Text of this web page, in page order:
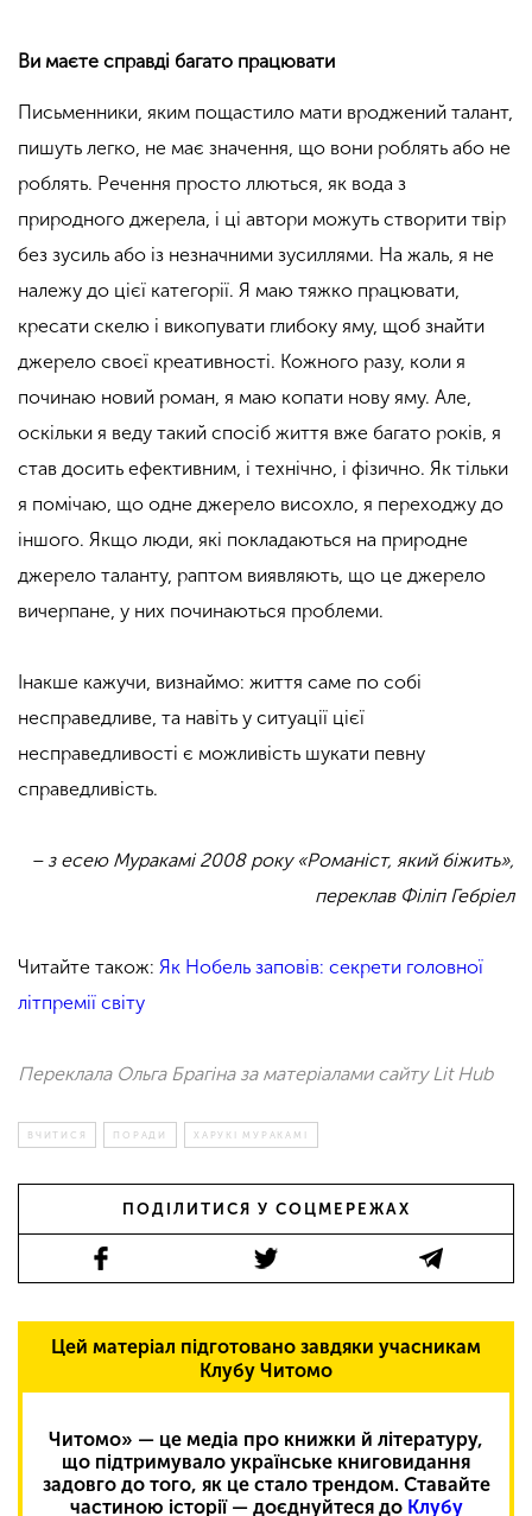
Ви маєте справді багато працювати
Письменники, яким пощастило мати вроджений талант,
пишуть легко, не має значення, що вони роблять або не
роблять. Речення просто ллються, як вода з
природного джерела, і ці автори можуть створити твір
без зусиль або із незначними зусиллями. На жаль, я не
належу до цієї категорії. Я маю тяжко працювати,
кресати скелю і викопувати глибоку яму, щоб знайти
джерело своєї креативності. Кожного разу, коли я
починаю новий роман, я маю копати нову яму. Але,
оскільки я веду такий спосіб життя вже багато років, я
став досить ефективним, і технічно, і фізично. Як тільки
я помічаю, що одне джерело висохло, я переходжу до
іншого. Якщо люди, які покладаються на природне
джерело таланту, раптом виявляють, що це джерело
вичерпане, у них починаються проблеми.
Інакше кажучи, визнаймо: життя саме по собі
несправедливе, та навіть у ситуації цієї
несправедливості є можливість шукати певну
справедливість.
– з есею Муракамі 2008 року «Романіст, який біжить»,
переклав Філіп Гебріел
Читайте також: Як Нобель заповів: секрети головної
літпремії світу
Переклала Ольга Брагіна за матеріалами сайту Lit Hub
ВЧИТИСЯ ПОРАДИ ХАРУКІ МУРАКАМІ
ПОДІЛИТИСЯ У СОЦМЕРЕЖАХ
Цей матеріал підготовано завдяки учасникам
Клубу Читомо
Читомо» — це медіа про книжки й літературу,
що підтримувало українське книговидання
задовго до того, як це стало трендом. Ставайте
частиною історії — доєднуйтеся до Клубу